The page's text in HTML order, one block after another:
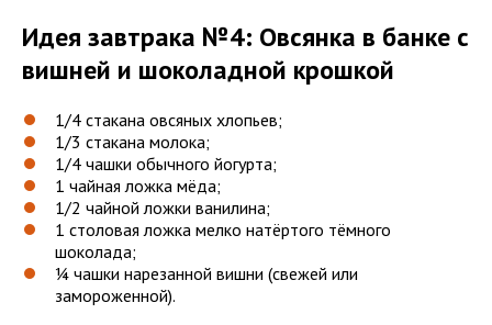
Идея завтрака №4: Овсянка в банке с
вишней и шоколадной крошкой
1/4 стакана овсяных хлопьев;
1/3 стакана молока;
1/4 чашки обычного йогурта;
1 чайная ложка мёда;
1/2 чайной ложки ванилина;
1 столовая ложка мелко натёртого тёмного
шоколада;
¼ чашки нарезанной вишни (свежей или
замороженной).